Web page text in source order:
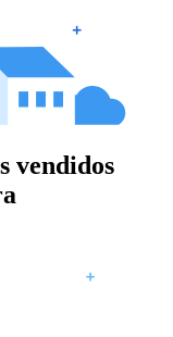
vendidos